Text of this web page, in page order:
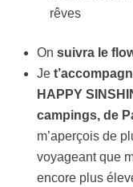
rêves
Onsuivra le
Je
HAPPY
campings, de
m’aperçois de
voyageant que
encore plus